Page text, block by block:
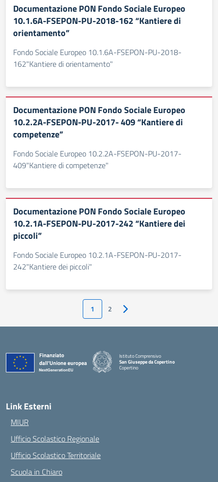
Documentazione PON Fondo Sociale Europeo
10.1.6A-FSEPON-PU-2018-162 “Kantiere di
orientamento”
Fondo Sociale Europeo 10.1.6A-FSEPON-PU-2018-
162"Kantiere di orientamento"
Documentazione PON Fondo Sociale Europeo
10.2.2A-FSEPON-PU-2017- 409 “Kantiere di
competenze”
Fondo Sociale Europeo 10.2.2A-FSEPON-PU-2017-
409"Kantiere di competenze"
Documentazione PON Fondo Sociale Europeo
10.2.1A-FSEPON-PU-2017-242 “Kantiere dei
piccoli”
Fondo Sociale Europeo 10.2.1A-FSEPON-PU-2017-
242"Kantiere dei piccoli"
1 2 Pagina successiva
Istituto Comprensivo
San Giuseppe da Copertino
Copertino
— Visita la pagina iniziale della scuola
Link Esterni
MIUR
Ufficio Scolastico Regionale
Ufficio Scolastico Territoriale
Scuola in Chiaro